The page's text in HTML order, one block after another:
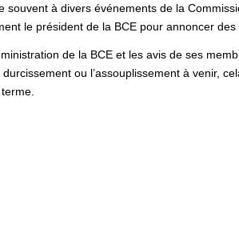
à divers événements de la
le président de la BCE pour annoncer des
de la BCE et les avis de ses
ou l’assouplissement à venir,